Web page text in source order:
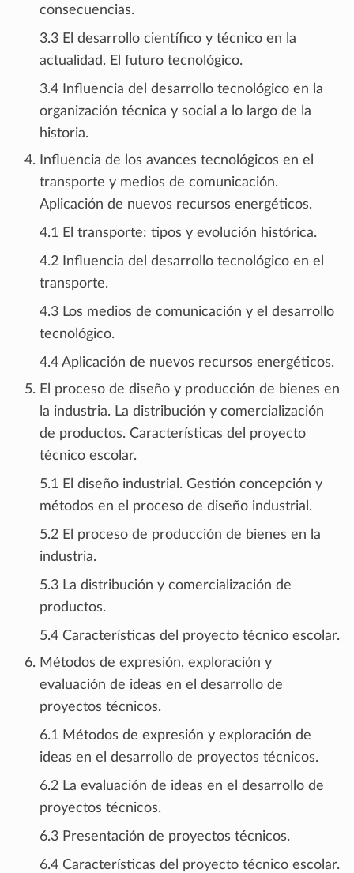
consecuencias.
3.3 El desarrollo científico y técnico en la
actualidad. El futuro tecnológico.
3.4 Influencia del desarrollo tecnológico en la
organización técnica y social a lo largo de la
historia.
Influencia de los avances tecnológicos en el
transporte y medios de comunicación.
Aplicación de nuevos recursos energéticos.
4.1 El transporte: tipos y evolución histórica.
4.2 Influencia del desarrollo tecnológico en el
transporte.
4.3 Los medios de comunicación y el desarrollo
tecnológico.
4.4 Aplicación de nuevos recursos energéticos.
El proceso de diseño y producción de bienes en
la industria. La distribución y comercialización
de productos. Características del proyecto
técnico escolar.
5.1 El diseño industrial. Gestión concepción y
métodos en el proceso de diseño industrial.
5.2 El proceso de producción de bienes en la
industria.
5.3 La distribución y comercialización de
productos.
5.4 Características del proyecto técnico escolar.
Métodos de expresión, exploración y
evaluación de ideas en el desarrollo de
proyectos técnicos.
6.1 Métodos de expresión y exploración de
ideas en el desarrollo de proyectos técnicos.
6.2 La evaluación de ideas en el desarrollo de
proyectos técnicos.
6.3 Presentación de proyectos técnicos.
6.4 Características del proyecto técnico escolar.